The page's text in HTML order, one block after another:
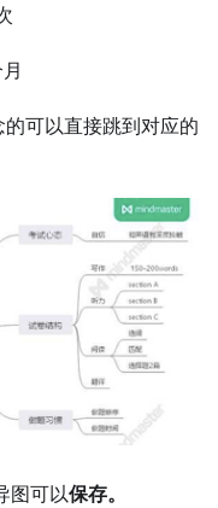
可以直接跳到对应的
图可以保存。